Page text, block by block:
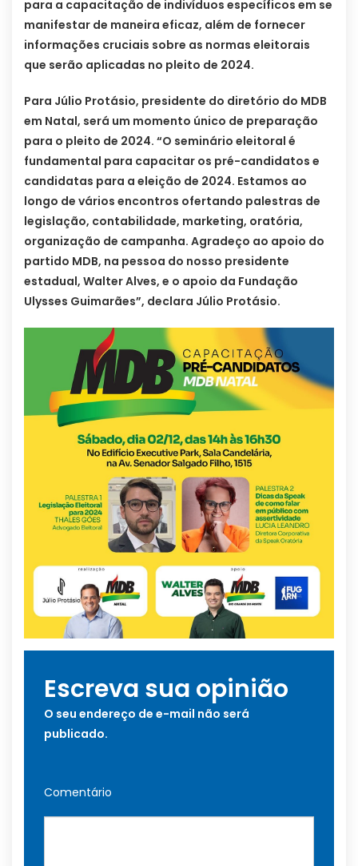
para a capacitação de indivíduos específicos em se
manifestar de maneira eficaz, além de fornecer
informações cruciais sobre as normas eleitorais
que serão aplicadas no pleito de 2024.
Para Júlio Protásio, presidente do diretório do MDB
em Natal, será um momento único de preparação
para o pleito de 2024. “O seminário eleitoral é
fundamental para capacitar os pré-candidatos e
candidatas para a eleição de 2024. Estamos ao
longo de vários encontros ofertando palestras de
legislação, contabilidade, marketing, oratória,
organização de campanha. Agradeço ao apoio do
partido MDB, na pessoa do nosso presidente
estadual, Walter Alves, e o apoio da Fundação
Ulysses Guimarães”, declara Júlio Protásio.
Escreva sua opinião
O seu endereço de e-mail não será
publicado.
Comentário